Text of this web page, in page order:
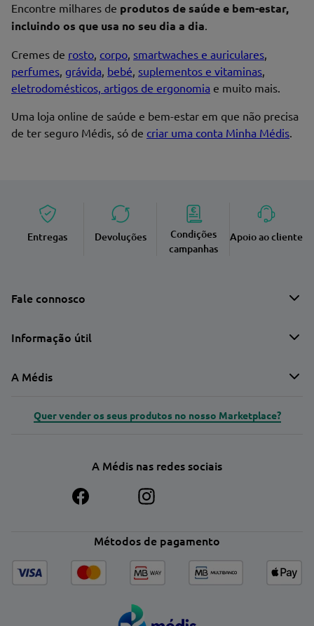
Encontre milhares de produtos de saúde e bem-estar,
incluindo os que usa no seu dia a dia.
Cremes de rosto, corpo, smartwaches e auriculares,
perfumes, grávida, bebé, suplementos e vitaminas,
eletrodomésticos, artigos de ergonomia e muito mais.
Uma loja online de saúde e bem-estar em que não precisa
de ter seguro Médis, só de criar uma conta Minha Médis.
Entregas Devoluções
Condições
campanhas
Apoio ao cliente
Fale connosco
Informação útil
A Médis
Quer vender os seus produtos no nosso Marketplace?
A Médis nas redes sociais
Métodos de pagamento